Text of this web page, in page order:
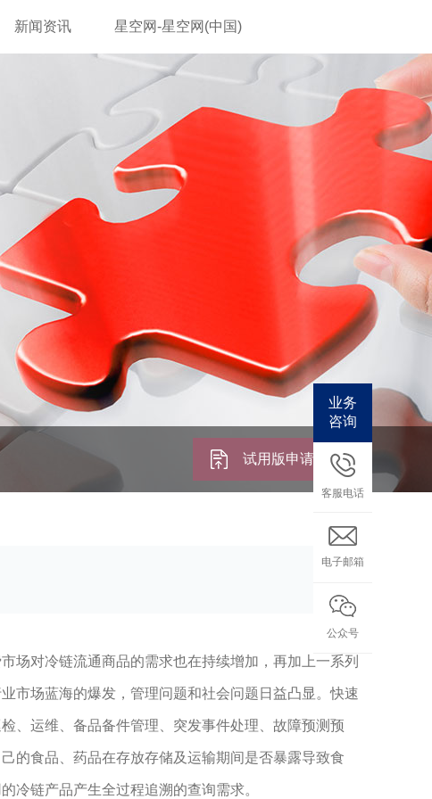
新闻资讯 星空网-星空网(中国)
试用版申请
场对冷链流通商品的需求也在持续增加，再加上一系列
市场蓝海的爆发，管理问题和社会问题日益凸显。快速
、运维、备品备件管理、突发事件处理、故障预测预
的食品、药品在存放存储及运输期间是否暴露导致食
冷链产品产生全过程追溯的查询需求。
业务
咨询
客服电话
电子邮箱
公众号